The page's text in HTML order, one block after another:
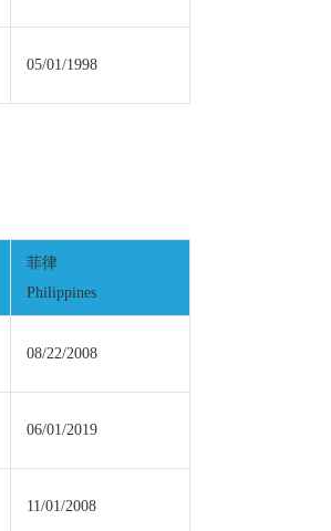
05/01/1998
菲律
Philippines
08/22/2008
06/01/2019
11/01/2008